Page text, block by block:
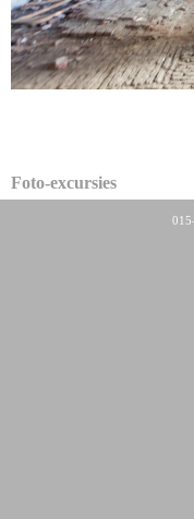
Foto-excursies